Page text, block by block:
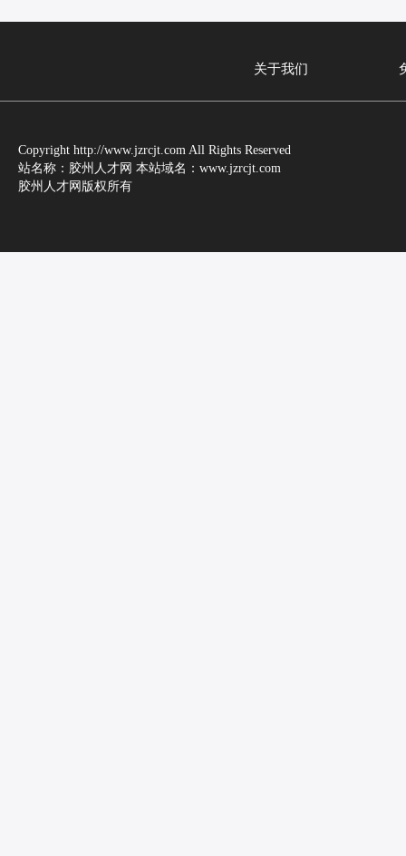
关于我们
Copyright http://www.jzrcjt.com All Rights Reserved
站名称：胶州人才网 本站域名：www.jzrcjt.com
胶州人才网版权所有